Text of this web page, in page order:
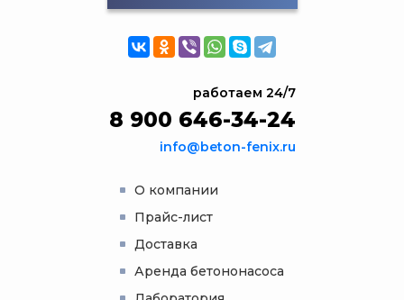
О компании
Прайс-лист
Доставка
Аренда бетононасоса
работаем 24/7
8 900 646-34-24
info@beton-fenix.ru